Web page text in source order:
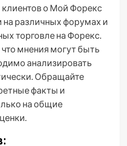
о Мой Форекс
различных форумах и
торговле на Форекс.
мнения могут быть
анализировать
Обращайте
факты и
на общие